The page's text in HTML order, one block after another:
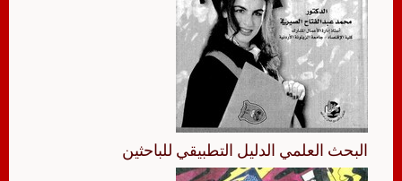
البحث العلمي الدليل التطبيقي للباحثين